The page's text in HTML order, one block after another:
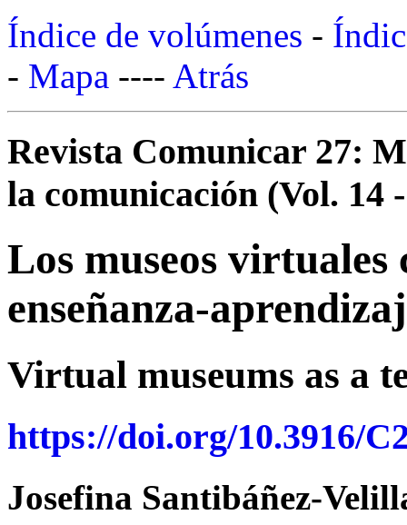
Índice de volúmenes -
- Mapa ---- Atrás
Revista Comunicar 27:
la comunicación (Vol. 14
Los museos virtuales
enseñanza-
Virtual museums as a
https://doi.org/10.3916/
Josefina Santibáñez-